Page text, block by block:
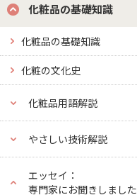
化粧品の基礎知識
化粧品の基礎知識
化粧の文化史
化粧品用語解説
やさしい技術解説
エッセイ：
専門家にお聞きしました